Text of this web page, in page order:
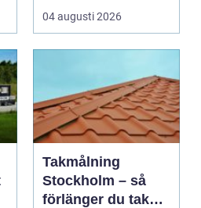
04 augusti 2026
Takmålning
Stockholm – så
förlänger du takets